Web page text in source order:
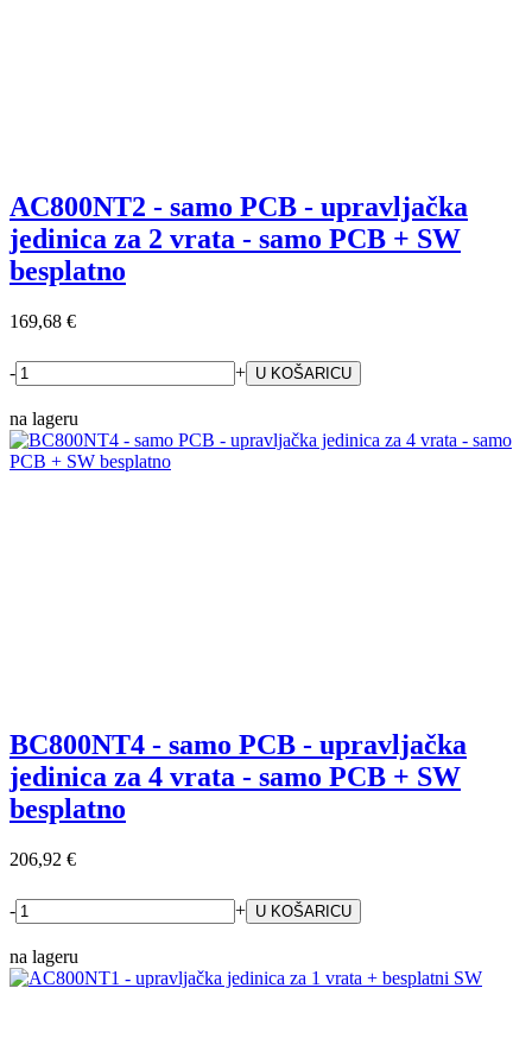
AC800NT2 - samo PCB - upravljačka
jedinica za 2 vrata - samo PCB + SW
besplatno
169,68 €
- +
na lageru
BC800NT4 - samo PCB - upravljačka
jedinica za 4 vrata - samo PCB + SW
besplatno
206,92 €
- +
na lageru